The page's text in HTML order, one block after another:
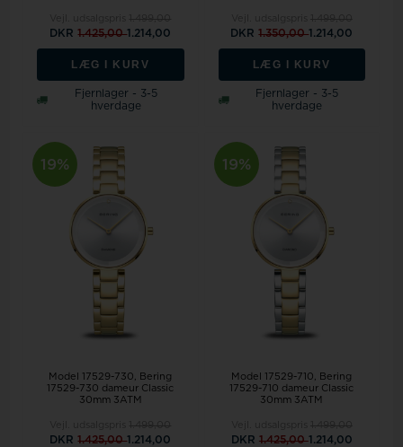
DKR1.425,001.214,00
LÆG I KURV
Fjernlager - 3-5
hverdage
DKR1.350,001.214,00
LÆG I KURV
Fjernlager - 3-5
hverdage
19%
Model 17529-730
Bering
17529-730 dameur Classic
30mm 3ATM
DKR1.425,001.214,00
19%
Model 17529-710
Bering
17529-710 dameur Classic
30mm 3ATM
DKR 1.425,001.214,00